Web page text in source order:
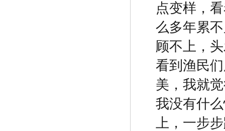
点变样，
么多年累
顾不上，
看到渔民
美，我就
我没有什
上，一步